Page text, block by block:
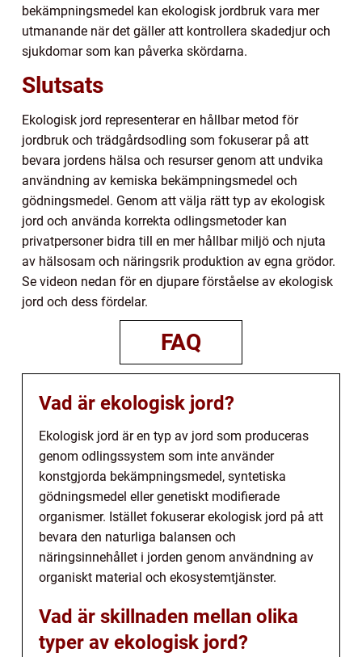
bekämpningsmedel kan ekologisk jordbruk vara mer
utmanande när det gäller att kontrollera skadedjur och
sjukdomar som kan påverka skördarna.
Slutsats
Ekologisk jord representerar en hållbar metod för
jordbruk och trädgårdsodling som fokuserar på att
bevara jordens hälsa och resurser genom att undvika
användning av kemiska bekämpningsmedel och
gödningsmedel. Genom att välja rätt typ av ekologisk
jord och använda korrekta odlingsmetoder kan
privatpersoner bidra till en mer hållbar miljö och njuta
av hälsosam och näringsrik produktion av egna grödor.
Se videon nedan för en djupare förståelse av ekologisk
jord och dess fördelar.
FAQ
Vad är ekologisk jord?
Ekologisk jord är en typ av jord som produceras
genom odlingssystem som inte använder
konstgjorda bekämpningsmedel, syntetiska
gödningsmedel eller genetiskt modifierade
organismer. Istället fokuserar ekologisk jord på att
bevara den naturliga balansen och
näringsinnehållet i jorden genom användning av
organiskt material och ekosystemtjänster.
Vad är skillnaden mellan olika
typer av ekologisk jord?